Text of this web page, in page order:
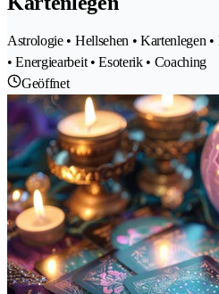
Astrologie • Hellsehen • Kartenlegen
• Energiearbeit • Esoterik • Coaching
Geöffnet